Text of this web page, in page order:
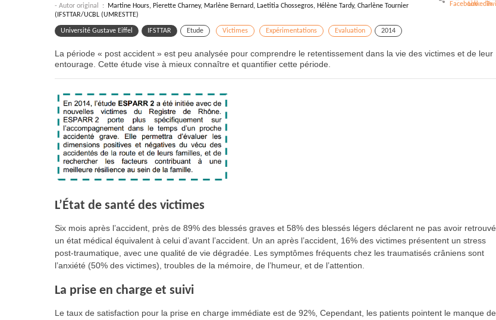
- Autor original :
Martine Hours, Pierette Charney, Marlène Bernard, Laetitia Chossegros, Hélène Tardy, Charlène Tournier
(IFSTTAR/UCBL (UMRESTTE)
Université Gustave Eiffel IFSTTAR Etude Victimes Expérimentations Evaluation 2014
La période « post accident » est peu analysée pour comprendre le retentissement dans la vie des victimes et de leur
entourage. Cette étude vise à mieux connaître et quantifier cette période.
L’État de santé des victimes
Six mois après l’accident, près de 89% des blessés graves et 58% des blessés légers déclarent ne pas avoir retrouvé
un état médical équivalent à celui d’avant l’accident. Un an après l’accident, 16% des victimes présentent un stress
post-traumatique, avec une qualité de vie dégradée. Les symptômes fréquents chez les traumatisés crâniens sont
l’anxiété (50% des victimes), troubles de la mémoire, de l’humeur, et de l’attention.
La prise en charge et suivi
Le taux de satisfaction pour la prise en charge immédiate est de 92%, Cependant, les patients pointent le manque de